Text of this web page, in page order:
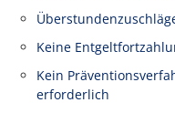
Keine
Kein
erforderlich